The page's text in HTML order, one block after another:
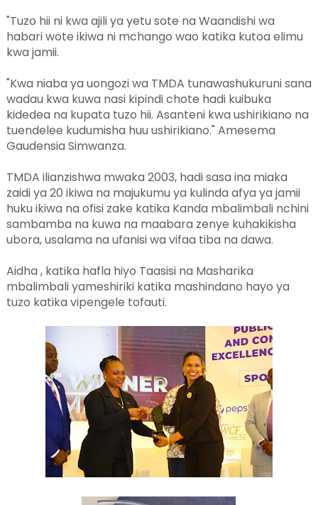
"Tuzo hii ni kwa ajili ya yetu sote na Waandishi wa
habari wote ikiwa ni mchango wao katika kutoa elimu
kwa jamii.
"Kwa niaba ya uongozi wa TMDA tunawashukuruni sana
wadau kwa kuwa nasi kipindi chote hadi kuibuka
kidedea na kupata tuzo hii. Asanteni kwa ushirikiano na
tuendelee kudumisha huu ushirikiano." Amesema
Gaudensia Simwanza.
TMDA ilianzishwa mwaka 2003, hadi sasa ina miaka
zaidi ya 20 ikiwa na majukumu ya kulinda afya ya jamii
huku ikiwa na ofisi zake katika Kanda mbalimbali nchini
sambamba na kuwa na maabara zenye kuhakikisha
ubora, usalama na ufanisi wa vifaa tiba na dawa.
Aidha , katika hafla hiyo Taasisi na Masharika
mbalimbali yameshiriki katika mashindano hayo ya
tuzo katika vipengele tofauti.